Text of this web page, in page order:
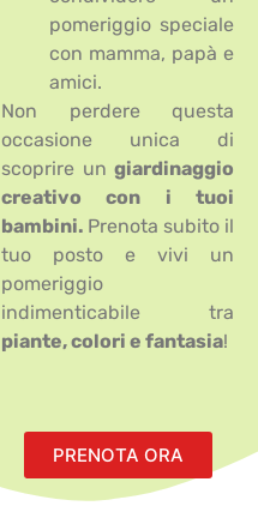
pomeriggio speciale
con mamma, papà e
amici.
Non perdere questa
occasione unica di
scoprire un giardinaggio
creativo con i tuoi
bambini. Prenota subito il
tuo posto e vivi un
pomeriggio
indimenticabile tra
piante, colori e fantasia!
PRENOTA ORA